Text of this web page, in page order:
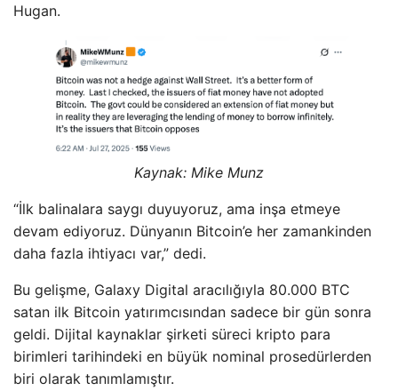
Hugan.
Kaynak: Mike Munz
“İlk balinalara saygı duyuyoruz, ama inşa etmeye
devam ediyoruz. Dünyanın Bitcoin’e her zamankinden
daha fazla ihtiyacı var,” dedi.
Bu gelişme, Galaxy Digital aracılığıyla 80.000 BTC
satan ilk Bitcoin yatırımcısından sadece bir gün sonra
geldi. Dijital kaynaklar şirketi süreci kripto para
birimleri tarihindeki en büyük nominal prosedürlerden
biri olarak tanımlamıştır.